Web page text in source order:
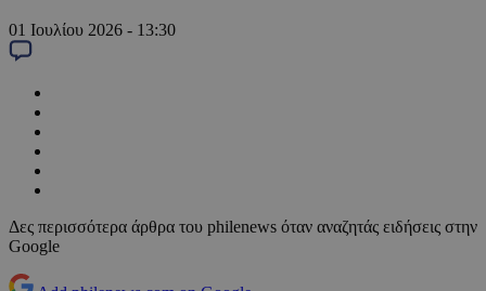
01 Ιουλίου 2026 - 13:30
Δες περισσότερα άρθρα του philenews όταν αναζητάς ειδήσεις στην
Google